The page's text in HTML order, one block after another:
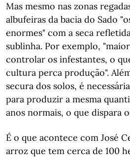
Mas mesmo nas zonas
albufeiras da bacia do Sado
enormes" com a seca
sublinha. Por exemplo,
controlar os infestantes, o
cultura perca produção".
secura dos solos, é
para produzir a mesma
anos normais, o que dispara
É o que acontece com José
arroz que tem cerca de 100